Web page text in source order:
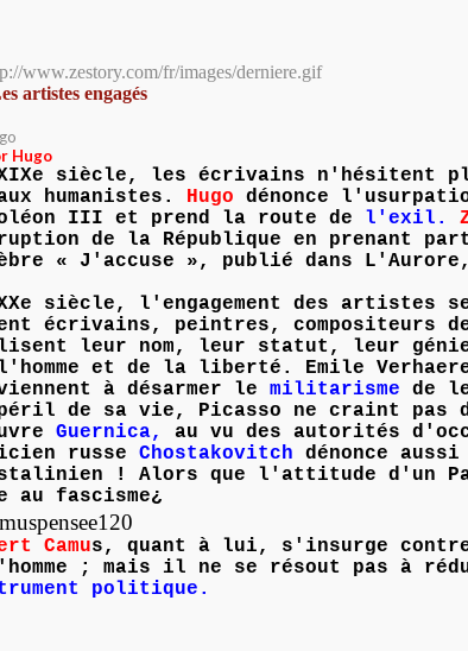
artistes engagés
Hugo
siècle, les écrivains n'hésitent
humanistes. Hugo dénonce
III et prend la route de l'exil.
de la République en prenant
« J'accuse », publié dans
siècle, l'engagement des
écrivains, peintres, compositeurs
leur nom, leur statut, leur
et de la liberté. Emile
à désarmer le militarisme de
de sa vie, Picasso ne craint pas
Guernica,
au vu des autorités
russe Chostakovitch dénonce
! Alors que l'attitude d'un
au fascisme¿
Camus, quant à lui, s'insurge
; mais il ne se résout pas à
politique.